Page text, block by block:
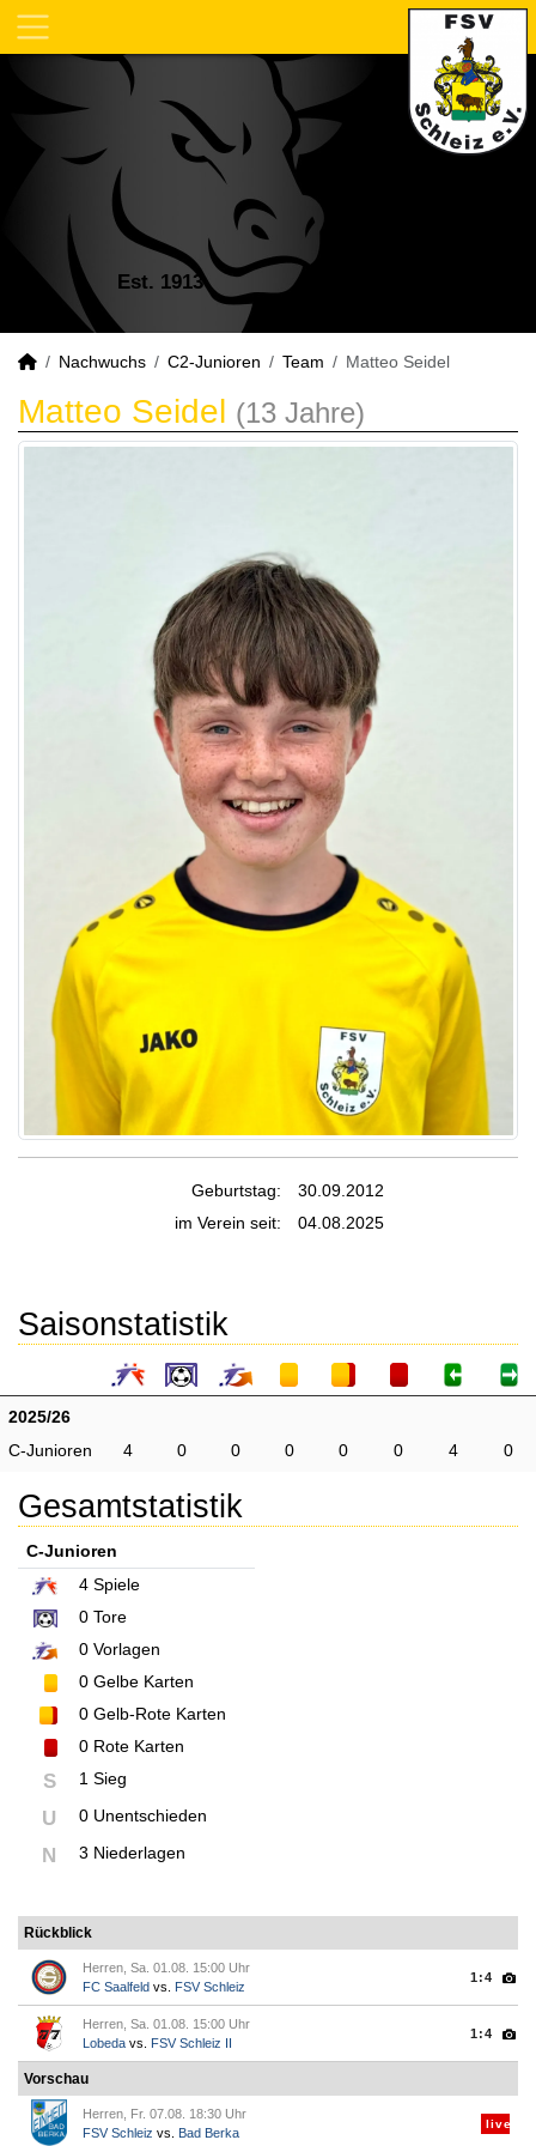
Est. 1913
Nachwuchs C2-Junioren Team Matteo Seidel
Matteo Seidel (13 Jahre)
Geburtstag:
30.09.2012
im Verein seit:
04.08.2025
Saisonstatistik
2025/26
C-Junioren
4 0 0 0 0 0 4 0
Gesamtstatistik
C-Junioren
4 Spiele
0 Tore
0 Vorlagen
0 Gelbe Karten
0 Gelb-Rote Karten
0 Rote Karten
S 1 Sieg
U 0 Unentschieden
N 3 Niederlagen
Rückblick
Herren, Sa. 01.08. 15:00 Uhr
FC Saalfeld vs. FSV Schleiz
1:4
Herren, Sa. 01.08. 15:00 Uhr
Lobeda vs. FSV Schleiz II
1:4
Vorschau
Herren, Fr. 07.08. 18:30 Uhr
FSV Schleiz vs. Bad Berka
live